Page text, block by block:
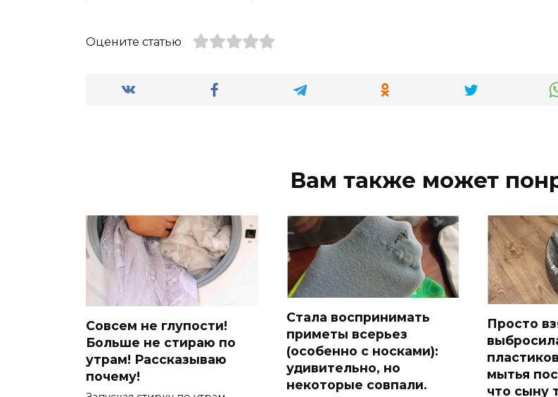
Оцените статью
Вам также может
Совсем не глупости!
Больше не стираю по
утрам! Рассказываю
почему!
Стала воспринимать
приметы всерьез
(особенно с носками):
удивительно, но
некоторые совпали.
Просто
мытья
что сыну